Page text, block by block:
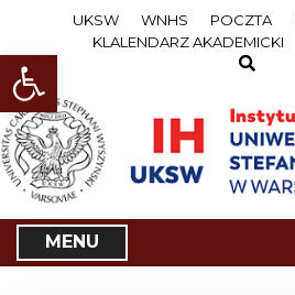
Open toolbar
i
o
c
o
t
UKSW WNHS POCZTA
KLALENDARZ AKADEMICKI
MENU